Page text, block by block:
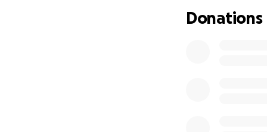
tres veces por
Donations